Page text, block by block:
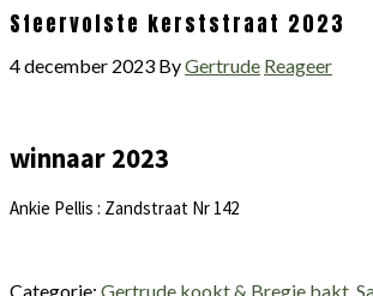
Sfeervolste kerststraat 2023
4 december 2023 ByGertrude Reageer
winnaar 2023
Ankie Pellis : Zandstraat Nr 142
Categorie: Gertrude kookt & Bregje bakt,